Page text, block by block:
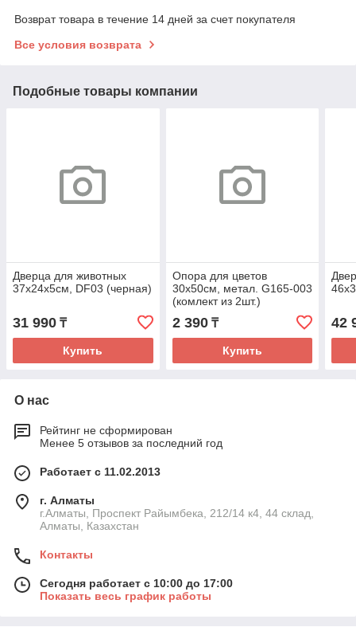
Возврат товара в течение 14 дней за счет покупателя
Все условия возврата
Подобные товары компании
Дверца для животных
37х24х5см, DF03 (черная)
31 990 ₸
Купить
Опора для цветов
30х50см, метал. G165-003
(комлект из 2шт.)
2 390₸
Купить
42
О нас
Рейтинг не сформирован
Менее 5 отзывов за последний год
Работает с 11.02.2013
г. Алматы
г.Алматы, Проспект Райымбека, 212/14 к4, 44 склад,
Алматы, Казахстан
Контакты
Сегодня работает с 10:00 до 17:00
Показать весь график работы